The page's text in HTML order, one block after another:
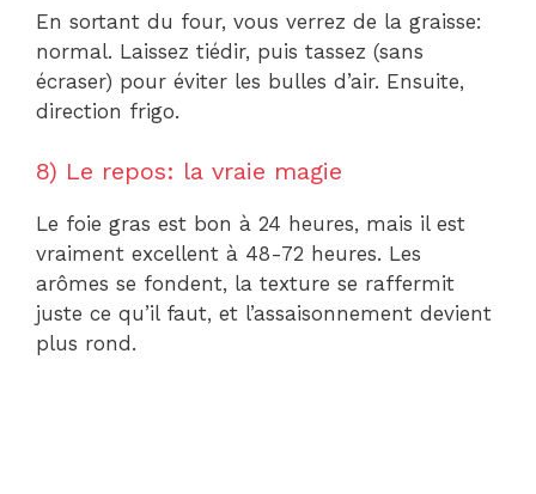
En sortant du four, vous verrez de la graisse:
normal. Laissez tiédir, puis tassez (sans
écraser) pour éviter les bulles d’air. Ensuite,
direction frigo.
8) Le repos: la vraie magie
Le foie gras est bon à 24 heures, mais il est
vraiment excellent à 48-72 heures. Les
arômes se fondent, la texture se raffermit
juste ce qu’il faut, et l’assaisonnement devient
plus rond.